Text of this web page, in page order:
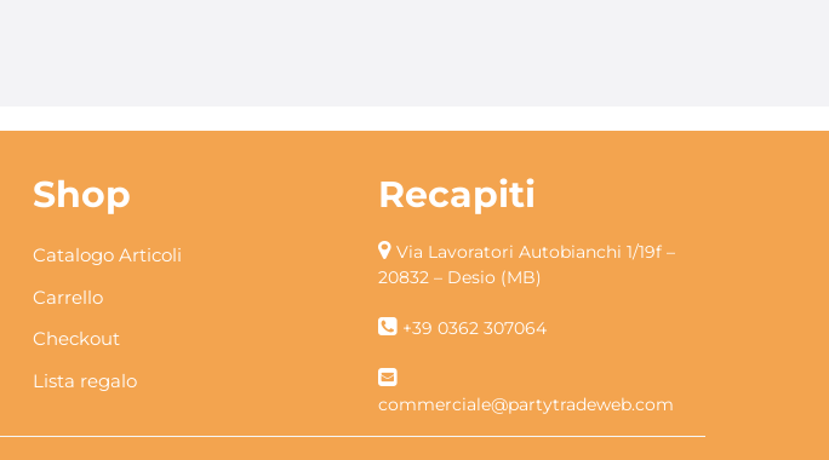
Shop
Catalogo Articoli
Carrello
Checkout
Lista regalo
Recapiti
Via Lavoratori Autobianchi 1/19f –
20832 – Desio (MB)
+39 0362 307064
commerciale@partytradeweb.com